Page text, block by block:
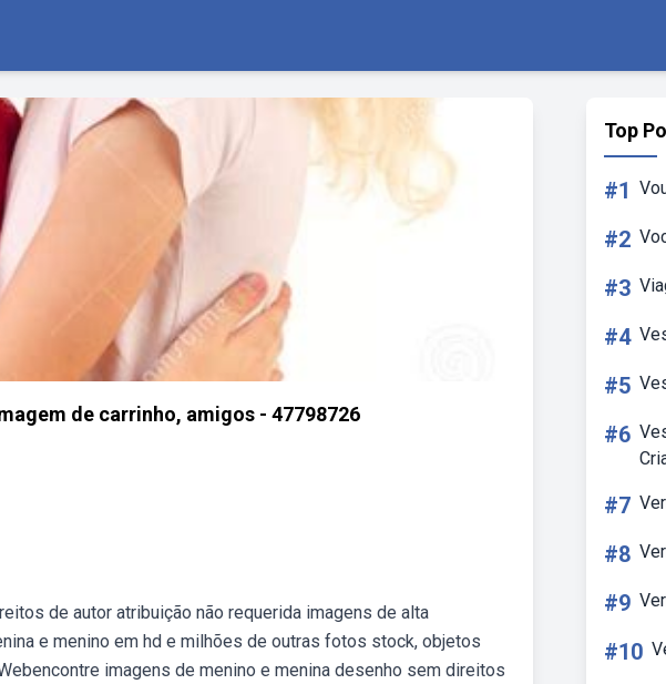
de carrinho, amigos - 47798726
de autor atribuição não requerida imagens de alta
e menino em hd e milhões de outras fotos stock, objetos
imagens de menino e menina desenho sem direitos
Top
#1
#2
#3
#4
#5
#6
#7
#8
#9
#10